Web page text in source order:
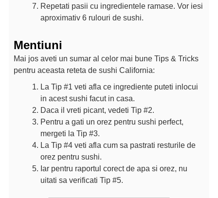
Repetati pasii cu ingredientele ramase. Vor iesi
aproximativ 6 rulouri de sushi.
Mentiuni
Mai jos aveti un sumar al celor mai bune Tips & Tricks
pentru aceasta reteta de sushi California:
La Tip #1 veti afla ce ingrediente puteti inlocui
in acest sushi facut in casa.
Daca il vreti picant, vedeti Tip #2.
Pentru a gati un orez pentru sushi perfect,
mergeti la Tip #3.
La Tip #4 veti afla cum sa pastrati resturile de
orez pentru sushi.
Iar pentru raportul corect de apa si orez, nu
uitati sa verificati Tip #5.